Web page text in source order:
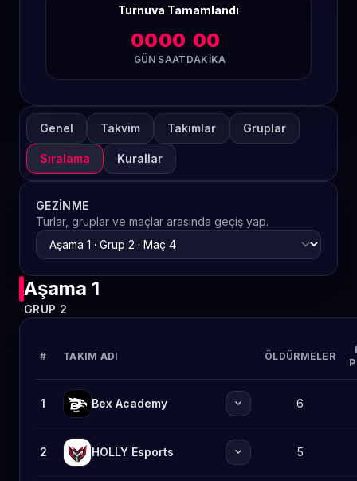
Turnuva Tamamlandı
00
GÜN
00
SAAT
00
DAKIKA
Genel Takvim Takımlar Gruplar
Sıralama Kurallar
GEZINME
Turlar, gruplar ve maçlar arasında geçiş yap.
Aşama 1
GRUP 2
# TAKIM ADI ÖLDÜRMELER
1 Bex Academy expand_more 6
2 HOLLY Esports expand_more 5